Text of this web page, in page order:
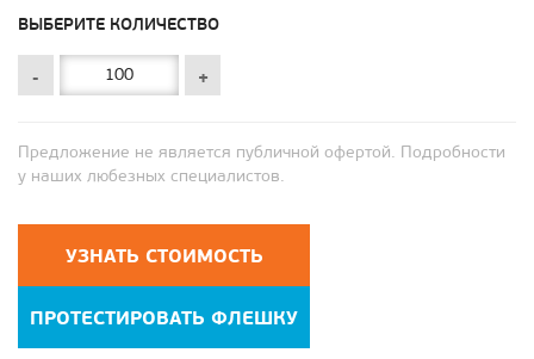
ВЫБЕРИТЕ КОЛИЧЕСТВО
- +
Предложение не является публичной офертой. Подробности
у наших любезных специалистов.
УЗНАТЬ СТОИМОСТЬ
ПРОТЕСТИРОВАТЬ ФЛЕШКУ